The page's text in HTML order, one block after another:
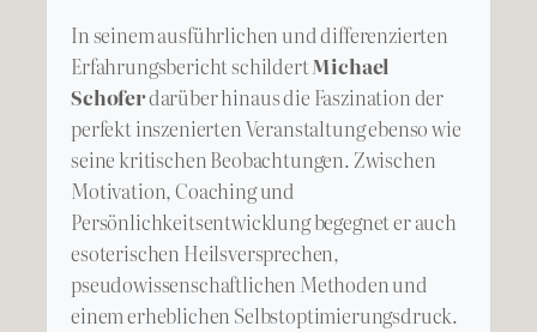
In seinem ausführlichen und differenzierten
Erfahrungsbericht schildertMichael
Schoferdarüber hinaus die Faszination der
perfekt inszenierten Veranstaltung ebenso wie
seine kritischen Beobachtungen. Zwischen
Motivation, Coaching und
Persönlichkeitsentwicklung begegnet er auch
esoterischen Heilsversprechen,
pseudowissenschaftlichen Methoden und
einem erheblichen Selbstoptimierungsdruck.